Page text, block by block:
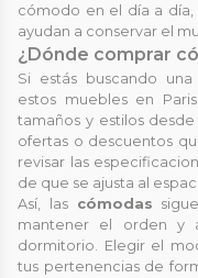
cómodo en el día a día,
ayudan a conservar el
¿Dónde comprar
Si estás buscando
estos muebles en
tamaños y estilos
ofertas o descuentos
revisar las
de que se ajusta al
Así, las cómodas
mantener el orden y
dormitorio. Elegir el
tus pertenencias de